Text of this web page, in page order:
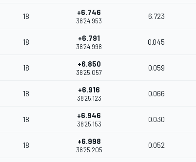
18 +6.746
38'24.953
6.723
18 +6.791
38'24.998
0.045
18 +6.850
38'25.057
0.059
18 +6.916
38'25.123
0.066
18 +6.946
38'25.153
0.030
18 +6.998
38'25.205
0.052